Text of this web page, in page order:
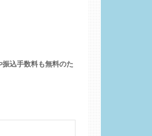
振込手数料も無料のた